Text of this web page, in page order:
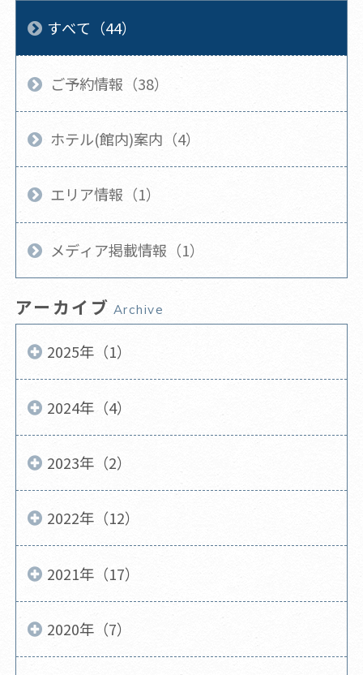
すべて（44）
ご予約情報（38）
ホテル(館内)案内（4）
エリア情報（1）
メディア掲載情報（1）
アーカイブ Archive
2025年（1）
2024年（4）
2023年（2）
2022年（12）
2021年（17）
2020年（7）